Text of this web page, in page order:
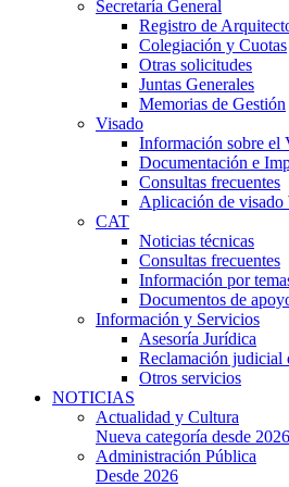
Secretaría General
Registro de
Colegiación y Cuotas
Otras solicitudes
Juntas Generales
Memorias de Gestión
Visado
Información sobre el
Documentación e
Consultas frecuentes
Aplicación de visado
CAT
Noticias técnicas
Consultas frecuentes
Información por
Documentos de
Información y Servicios
Asesoría Jurídica
Reclamación judicial
Otros servicios
NOTICIAS
Actualidad y Cultura
Nueva categoría desde 2026
Administración Pública
Desde 2026